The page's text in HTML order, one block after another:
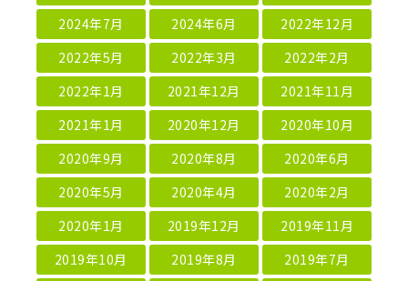
2024年7月
2024年6月
2022年12月
2022年5月
2022年3月
2022年2月
2022年1月
2021年12月
2021年11月
2021年1月
2020年12月
2020年10月
2020年9月
2020年8月
2020年6月
2020年5月
2020年4月
2020年2月
2020年1月
2019年12月
2019年11月
2019年10月
2019年8月
2019年7月